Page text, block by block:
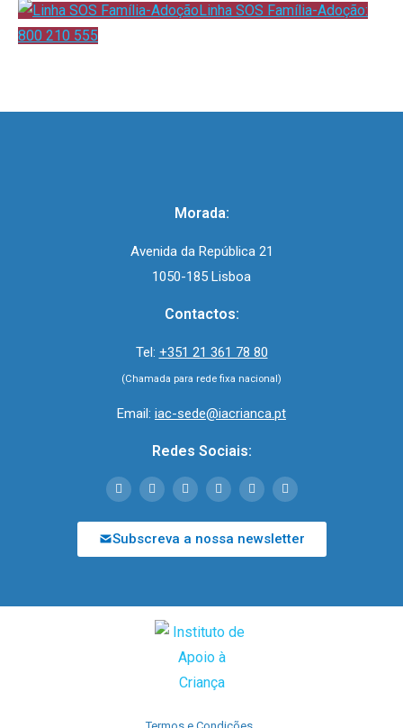
Linha SOS Família-Adoção:
800 210 555
Morada:
Avenida da República 21
1050-185 Lisboa
Contactos:
Tel: +351 21 361 78 80
(Chamada para rede fixa nacional)
Email: iac-sede@iacrianca.pt
Redes Sociais:
Subscreva a nossa newsletter
Termos e Condições